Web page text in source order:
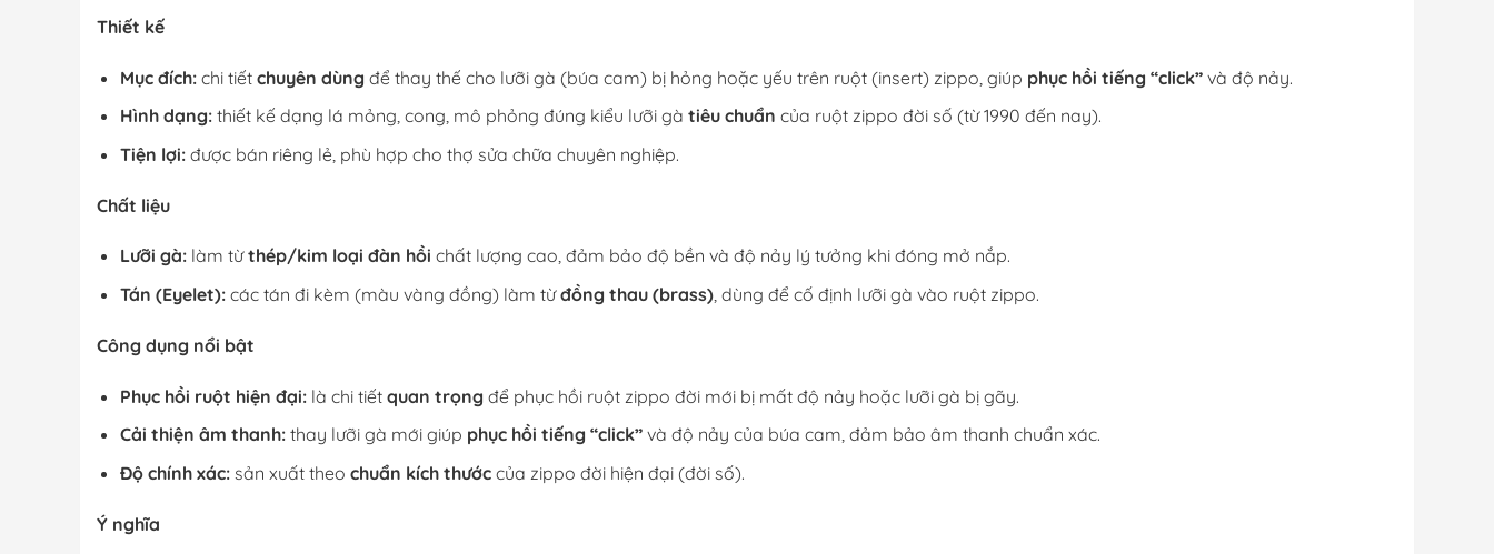
Thiết kế
Mục đích:chi tiết chuyên dùng để thay thế cho lưỡi gà (búa cam) bị hỏng hoặc yếu trên ruột (insert) zippo, giúp phục hồi tiếng “click”và độ nảy.
Hình dạng:thiết kế dạng lá mỏng, cong, mô phỏng đúng kiểu lưỡi gà tiêu chuẩn của ruột zippo đời số (từ 1990 đến nay).
Tiện lợi:được bán riêng lẻ, phù hợp cho thợ sửa chữa chuyên nghiệp.
Chất liệu
Lưỡi gà:làm từthép/kim loại đàn hồi chất lượng cao, đảm bảo độ bền và độ nảy lý tưởng khi đóng mở nắp.
Tán (Eyelet):các tán đi kèm (màu vàng đồng) làm từđồng thau (brass), dùng để cố định lưỡi gà vào ruột zippo.
Công dụng nổi bật
Phục hồi ruột hiện đại:là chi tiết quan trọng để phục hồi ruột zippo đời mới bị mất độ nảy hoặc lưỡi gà bị gãy.
Cải thiện âm thanh:thay lưỡi gà mới giúp phục hồi tiếng “click”và độ nảy của búa cam, đảm bảo âm thanh chuẩn xác.
Độ chính xác:sản xuất theo chuẩn kích thướccủa zippo đời hiện đại (đời số).
Ý nghĩa